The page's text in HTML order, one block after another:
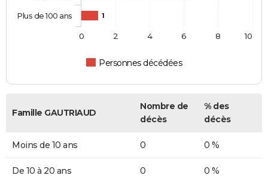
1
Personnes décédées
Plus de 100 ans
0 2 4 6 8 10
Famille GAUTRIAUD
Nombre de
décès
% des
décès
Moins de 10 ans 0 0 %
De 10 à 20 ans 0 0 %